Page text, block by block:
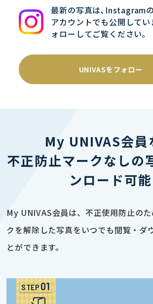
最新の写真は､Instagram
アカウントでも公開してい
ォローしてご覧ください｡
UNIVASをフォロー
My UNIVAS会員
不正防止マークなしの
ンロード可能
My UNIVAS会員は、不正使用防止の
クを解除した写真をいつでも閲覧・ダ
とができます。
STEP